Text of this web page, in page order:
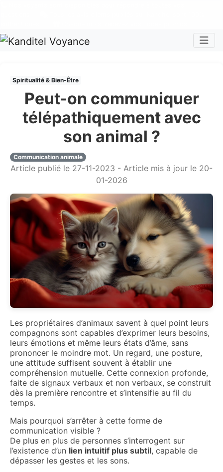
Spiritualité & Bien-Être
Peut-on communiquer
télépathiquement avec
son animal ?
Communication animale
Article publié le 27-11-2023 - Article mis à jour le 20-
01-2026
Les propriétaires d’animaux savent à quel point leurs
compagnons sont capables d’exprimer leurs besoins,
leurs émotions et même leurs états d’âme, sans
prononcer le moindre mot. Un regard, une posture,
une attitude suffisent souvent à établir une
compréhension mutuelle. Cette connexion profonde,
faite de signaux verbaux et non verbaux, se construit
dès la première rencontre et s’intensifie au fil du
temps.
Mais pourquoi s’arrêter à cette forme de
communication visible ?
De plus en plus de personnes s’interrogent sur
l’existence d’un lien intuitif plus subtil, capable de
dépasser les gestes et les sons.